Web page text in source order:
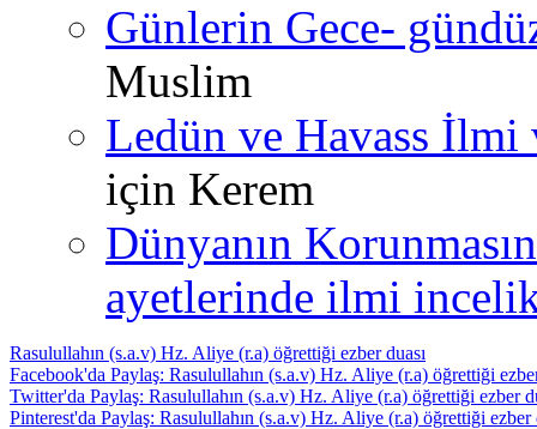
Günlerin Gece-
Muslim
Ledün ve Havass İlmi
için Kerem
Dünyanın
ayetlerinde ilmi
Rasulullahın (s.a.v) Hz. Aliye (r.a) öğrettiği ezber duası
Facebook'da Paylaş: Rasulullahın (s.a.v) Hz. Aliye (r.a) öğrettiği
Twitter'da Paylaş: Rasulullahın (s.a.v) Hz. Aliye (r.a) öğrettiği ezber
Pinterest'da Paylaş: Rasulullahın (s.a.v) Hz. Aliye (r.a) öğrettiği ezber